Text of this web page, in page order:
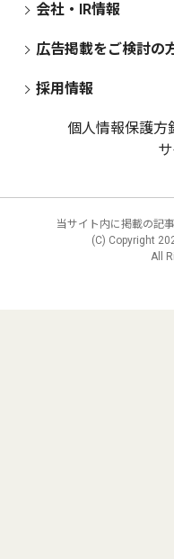
会社・IR情報
広告掲載をご検討の
採用情報
個人情報保護方
当サイト内に掲載の記
(C) Copyright
All